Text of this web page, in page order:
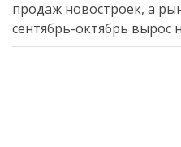
продаж новостроек, а
сентябрь-октябрь вырос